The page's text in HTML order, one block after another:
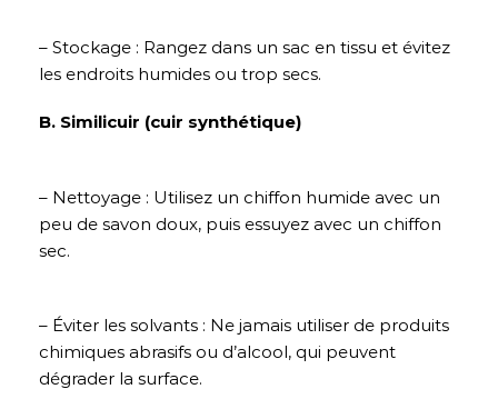
– Stockage : Rangez dans un sac en tissu et évitez
les endroits humides ou trop secs.
B. Similicuir (cuir synthétique)
– Nettoyage : Utilisez un chiffon humide avec un
peu de savon doux, puis essuyez avec un chiffon
sec.
– Éviter les solvants : Ne jamais utiliser de produits
chimiques abrasifs ou d’alcool, qui peuvent
dégrader la surface.